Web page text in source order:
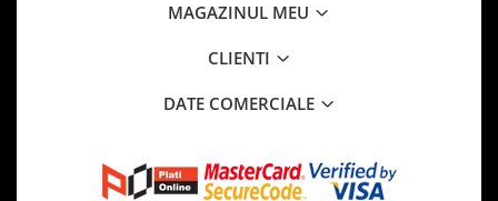
MAGAZINUL MEU
CLIENTI
DATE COMERCIALE